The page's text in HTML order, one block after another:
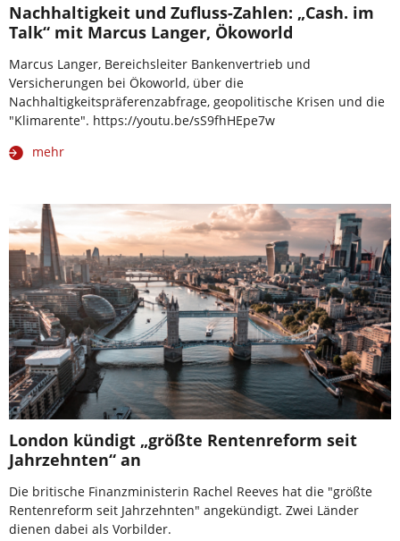
Nachhaltigkeit und Zufluss-Zahlen: „Cash. im
Talk“ mit Marcus Langer, Ökoworld
Marcus Langer, Bereichsleiter Bankenvertrieb und
Versicherungen bei Ökoworld, über die
Nachhaltigkeitspräferenzabfrage, geopolitische Krisen und die
"Klimarente". https://youtu.be/sS9fhHEpe7w
mehr
London kündigt „größte Rentenreform seit
Jahrzehnten“ an
Die britische Finanzministerin Rachel Reeves hat die "größte
Rentenreform seit Jahrzehnten" angekündigt. Zwei Länder
dienen dabei als Vorbilder.